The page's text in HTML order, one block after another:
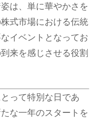
は、単に華やかさを
式市場における伝統
イベントとなってお
来を感じさせる役割
って特別な日であ
な一年のスタートを